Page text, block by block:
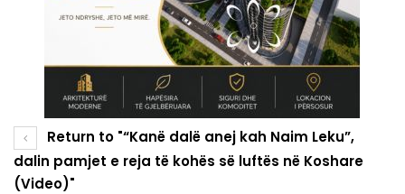
Return to "“Kanë dalë anej kah Naim Leku”,
dalin pamjet e reja të kohës së luftës në Koshare
(Video)"